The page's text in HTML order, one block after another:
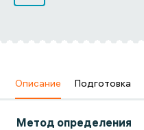
Описание Подготовка
Метод определения